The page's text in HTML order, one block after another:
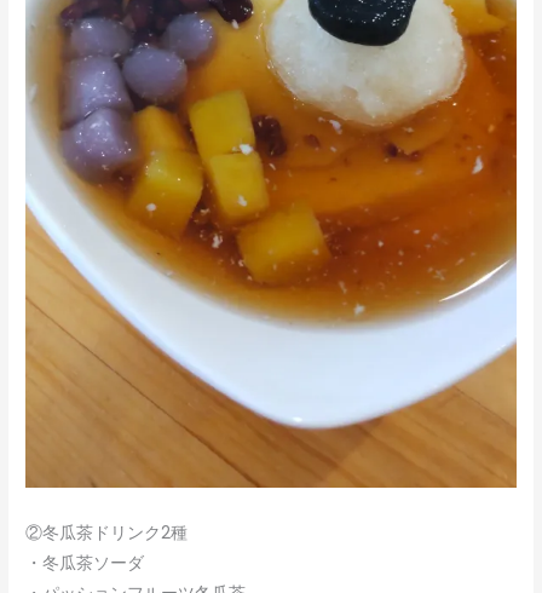
②冬瓜茶ドリンク2種
・冬瓜茶ソーダ